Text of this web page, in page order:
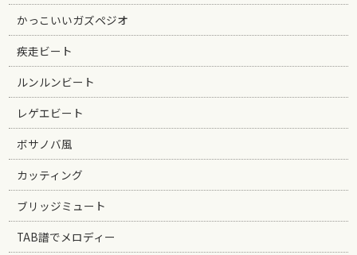
かっこいいガズペジオ
疾走ビート
ルンルンビート
レゲエビート
ボサノバ風
カッティング
ブリッジミュート
TAB譜でメロディー